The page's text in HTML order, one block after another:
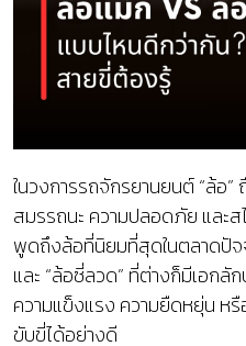
ในวงการรถจักรยานยนต์ “ล้อ
สมรรถนะ ความปลอดภัย และ
พูดถึงล้อที่นิยมที่สุดในตลาดปั
และ “ล้อซี่ลวด” ที่ต่างก็มีเอกลั
ความแข็งแรง ความยืดหยุ่น
ขับขี่ได้อย่างดี